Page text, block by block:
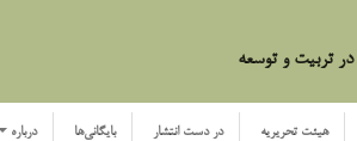
تربیت و توسعه
هیئت تحریریه در دست انتشار بایگانی‌ها درباره